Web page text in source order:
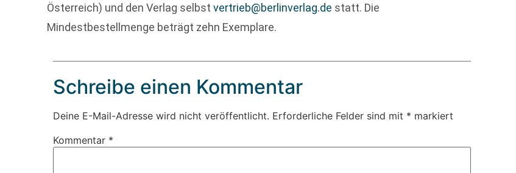
Österreich) und den Verlag selbstvertrieb@berlinverlag.de statt. Die
Mindestbestellmenge beträgt zehn Exemplare.
Schreibe einen Kommentar
Deine E-Mail-Adresse wird nicht veröffentlicht. Erforderliche Felder sind mit * markiert
Kommentar *